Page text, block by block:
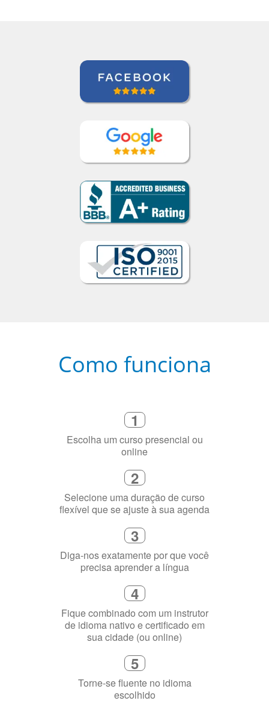
Como funciona
1
Escolha um curso presencial ou
online
2
Selecione uma duração de curso
flexível que se ajuste à sua agenda
3
Diga-nos exatamente por que você
precisa aprender a língua
4
Fique combinado com um instrutor
de idioma nativo e certificado em
sua cidade (ou online)
5
Torne-se fluente no idioma
escolhido